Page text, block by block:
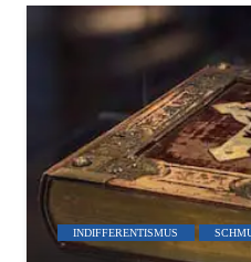
INDIFFERENTISMUS